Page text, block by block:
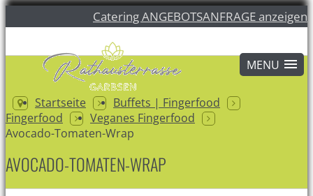
Catering ANGEBOTSANFRAGE anzeigen
Startseite
Buffets | Fingerfood
Fingerfood
Veganes Fingerfood
Avocado-Tomaten-Wrap
AVOCADO-TOMATEN-WRAP